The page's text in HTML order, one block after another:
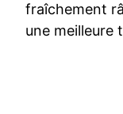
fraîchement
une meilleure